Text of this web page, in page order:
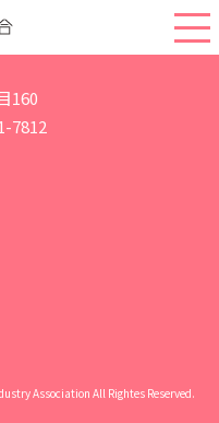
160
7812
Association All Rightes Reserved.